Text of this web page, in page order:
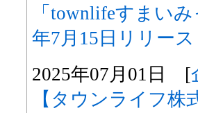
「townlifeすまい
年7月15日リリー
2025年07月01日 [
【タウンライフ株